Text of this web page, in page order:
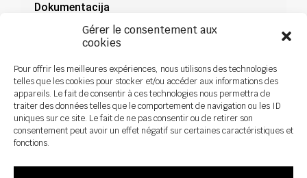
Gérer le consentement aux
cookies
Pour offrir les meilleures expériences, nous utilisons des technologies
telles que les cookies pour stocker et/ou accéder aux informations des
appareils. Le fait de consentir à ces technologies nous permettra de
traiter des données telles que le comportement de navigation ou les ID
uniques sur ce site. Le fait de ne pas consentir ou de retirer son
consentement peut avoir un effet négatif sur certaines caractéristiques et
fonctions.
Dokumentacija
Naujienos